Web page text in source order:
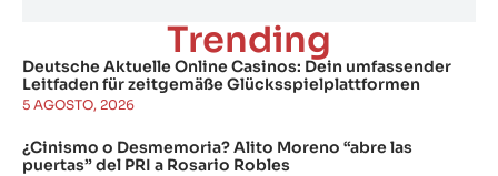
Trending
Deutsche Aktuelle Online Casinos: Dein umfassender
Leitfaden für zeitgemäße Glücksspielplattformen
5 AGOSTO, 2026
¿Cinismo o Desmemoria? Alito Moreno “abre las
puertas” del PRI a Rosario Robles